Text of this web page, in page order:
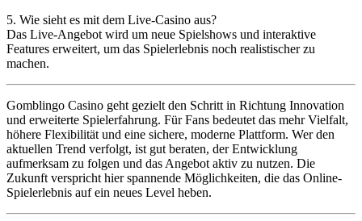
5. Wie sieht es mit dem Live-Casino aus?
Das Live-Angebot wird um neue Spielshows und interaktive
Features erweitert, um das Spielerlebnis noch realistischer zu
machen.
Gomblingo Casino geht gezielt den Schritt in Richtung Innovation
und erweiterte Spielerfahrung. Für Fans bedeutet das mehr Vielfalt,
höhere Flexibilität und eine sichere, moderne Plattform. Wer den
aktuellen Trend verfolgt, ist gut beraten, der Entwicklung
aufmerksam zu folgen und das Angebot aktiv zu nutzen. Die
Zukunft verspricht hier spannende Möglichkeiten, die das Online-
Spielerlebnis auf ein neues Level heben.